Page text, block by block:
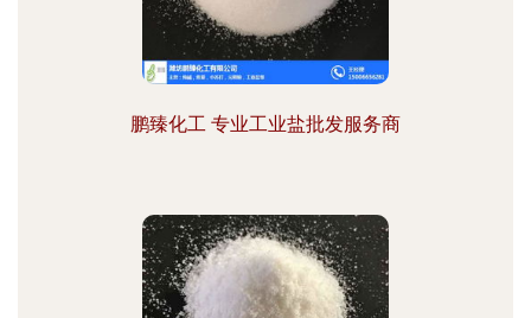
鹏臻化工 专业工业盐批发服务商